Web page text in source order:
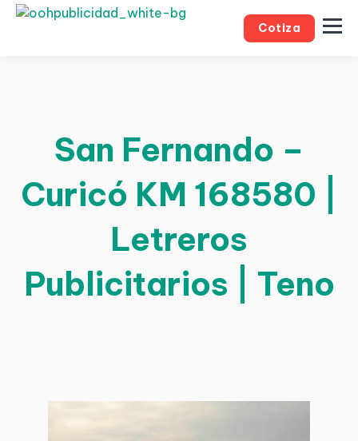
Cotiza
San Fernando –
Curicó KM 168580 |
Letreros
Publicitarios | Teno